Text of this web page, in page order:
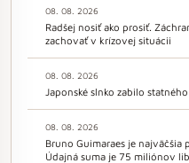
08. 08. 2026
Radšej nosiť ako prosiť.
zachovať v krízovej situácii
08. 08. 2026
Japonské slnko zabilo
08. 08. 2026
Bruno Guimaraes je najväčšia
Údajná suma je 75 miliónov